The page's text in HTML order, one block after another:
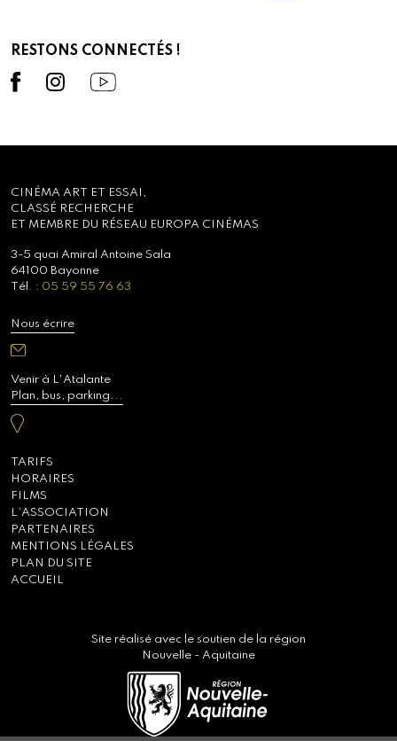
RESTONS CONNECTÉS !
CINÉMA ART ET ESSAI,
CLASSÉ RECHERCHE
ET MEMBRE DU RÉSEAU EUROPA CINÉMAS
3-5 quai Amiral Antoine Sala
64100 Bayonne
Tél. : 05 59 55 76 63
Nous écrire
Venir à L'Atalante
Plan, bus, parking...
TARIFS
HORAIRES
FILMS
L’ASSOCIATION
PARTENAIRES
MENTIONS LÉGALES
PLAN DU SITE
ACCUEIL
Site réalisé avec le soutien de la région
Nouvelle - Aquitaine